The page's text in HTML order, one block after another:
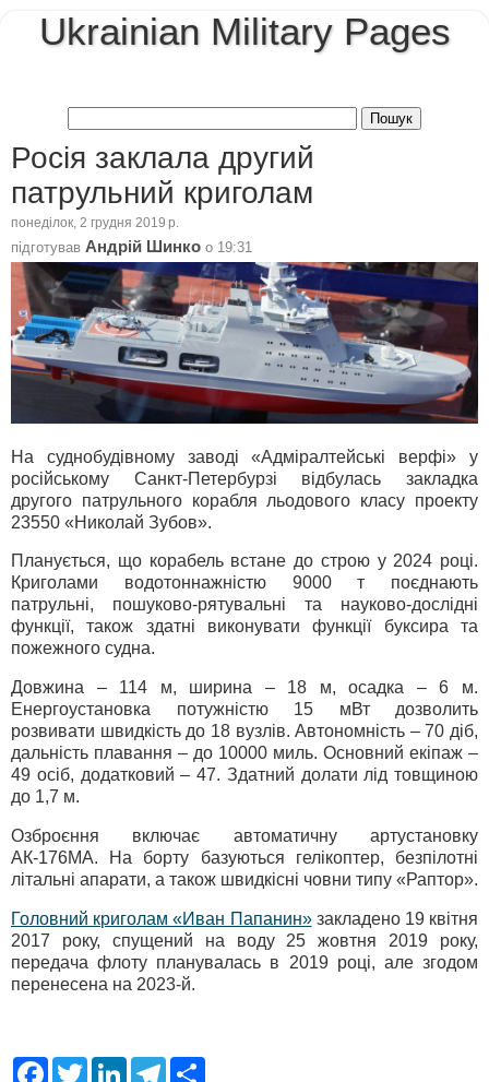
Ukrainian Military Pages
Росія заклала другий
патрульний криголам
понеділок, 2 грудня 2019 р.
підготував Андрій Шинко о 19:31
На суднобудівному заводі «Адміралтейські верфі» у
російському Санкт-Петербурзі відбулась закладка
другого патрульного корабля льодового класу проекту
23550 «Николай Зубов».
Планується, що корабель встане до строю у 2024 році.
Криголами водотоннажністю 9000 т поєднають
патрульні, пошуково-рятувальні та науково-дослідні
функції, також здатні виконувати функції буксира та
пожежного судна.
Довжина – 114 м, ширина – 18 м, осадка – 6 м.
Енергоустановка потужністю 15 мВт дозволить
розвивати швидкість до 18 вузлів. Автономність – 70 діб,
дальність плавання – до 10000 миль. Основний екіпаж –
49 осіб, додатковий – 47. Здатний долати лід товщиною
до 1,7 м.
Озброєння включає автоматичну артустановку
АК-176МА. На борту базуються гелікоптер, безпілотні
літальні апарати, а також швидкісні човни типу «Раптор».
Головний криголам «Иван Папанин»закладено 19 квітня
2017 року, спущений на воду 25 жовтня 2019 року,
передача флоту планувалась в 2019 році, але згодом
перенесена на 2023-й.
F
T
L
T